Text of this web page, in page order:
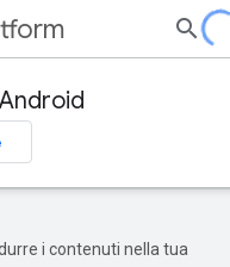
i contenuti nella tua